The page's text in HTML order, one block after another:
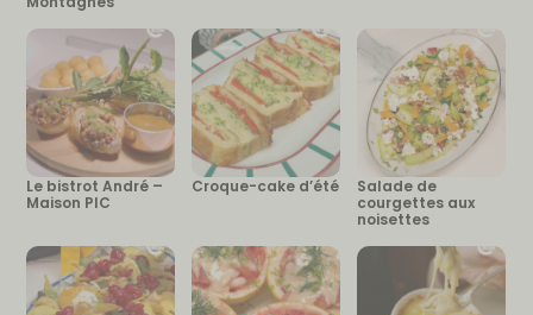
Le bistrot André –
Maison PIC
Croque-cake d’été
Salade de
courgettes aux
noisettes